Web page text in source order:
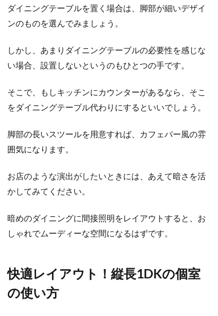
ダイニングテーブルを置く場合は、脚部が細いデザイ
ンのものを選んでみましょう。
しかし、あまりダイニングテーブルの必要性を感じな
い場合、設置しないというのもひとつの手です。
そこで、もしキッチンにカウンターがあるなら、そこ
をダイニングテーブル代わりにするといいでしょう。
脚部の長いスツールを用意すれば、カフェバー風の雰
囲気になります。
お店のような演出がしたいときには、あえて暗さを活
かしてみてください。
暗めのダイニングに間接照明をレイアウトすると、お
しゃれでムーディーな空間になるはずです。
快適レイアウト！縦長1DKの個室
の使い方